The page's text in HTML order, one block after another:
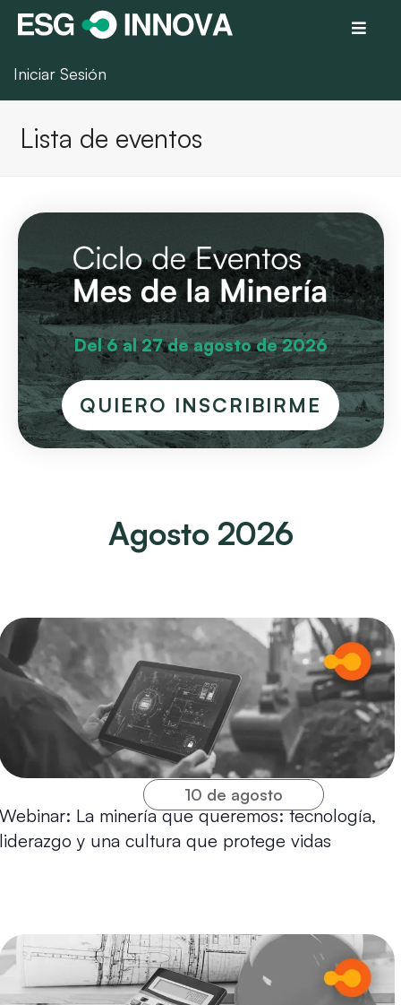
Iniciar Sesión
Lista de eventos
Del 6 al 27 de agosto de 2026
QUIERO INSCRIBIRME
Agosto 2026
La minería que queremos: tecnología,
y una cultura que protege vidas
10 de agosto